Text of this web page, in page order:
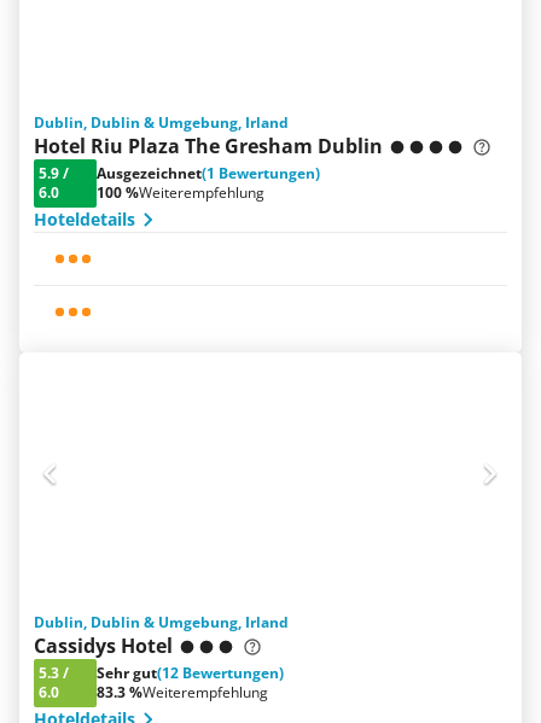
Dublin, Dublin & Umgebung, Irland
Hotel Riu Plaza The Gresham Dublin
5.9/
6.0
Ausgezeichnet(1 Bewertungen)
100 %Weiterempfehlung
Hoteldetails
Dublin, Dublin & Umgebung, Irland
Cassidys Hotel
5.3/
6.0
Sehr gut(12 Bewertungen)
83.3 %Weiterempfehlung